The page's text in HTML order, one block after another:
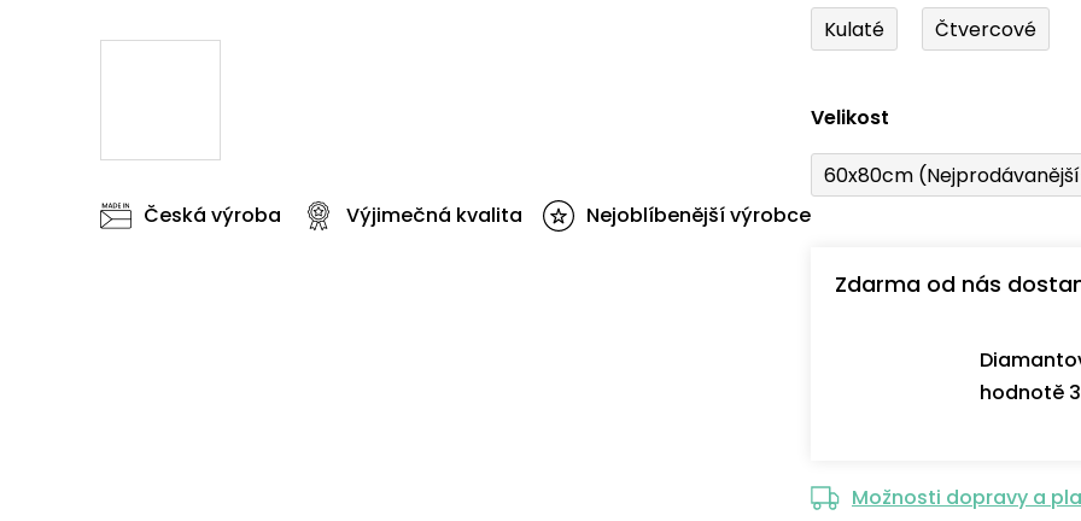
Kulaté Čtvercové
Velikost
60x80cm
Zdarma od nás
hodnotě
Možnosti dopravy a
Česká výroba Výjimečná kvalita Nejoblíbenější výrobce